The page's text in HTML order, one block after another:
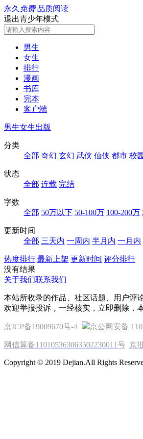
永久 免费品质阅读
退出青少年模式
男生
女生
排行
漫画
书库
完本
客户端
男生女生出版
分类
全部 奇幻 玄幻 武侠 仙侠 都市 校园
状态
全部 连载 完结
字数
全部 50万以下 50-100万 100-200万
更新时间
全部 三天内 一周内 半月内 一月内
热度排行 最新上架 更新时间 评分排行
没有结果
关于我们联系我们
本站所收录的作品、社区话题、用户评
欢迎举报投诉，一经核实，立即删除，
京ICP备19009670号-4 京公网安备
网信算备110105363063502230011号 京
Copyright © 2019 Dejian.All Rights